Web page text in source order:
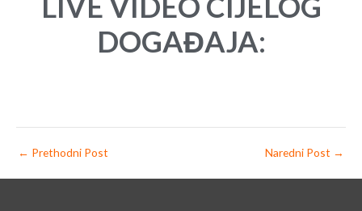
DOGAĐAJA:
← Prethodni Post Naredni Post →